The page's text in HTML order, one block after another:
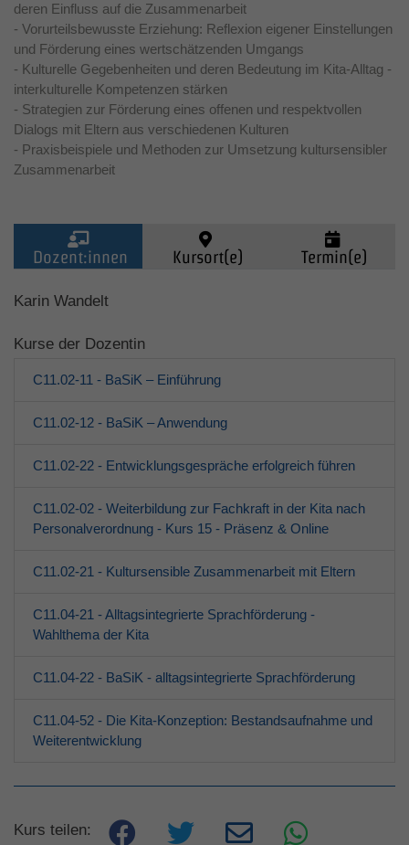
deren Einfluss auf die Zusammenarbeit
- Vorurteilsbewusste Erziehung: Reflexion eigener Einstellungen
und Förderung eines wertschätzenden Umgangs
- Kulturelle Gegebenheiten und deren Bedeutung im Kita-Alltag -
interkulturelle Kompetenzen stärken
- Strategien zur Förderung eines offenen und respektvollen
Dialogs mit Eltern aus verschiedenen Kulturen
- Praxisbeispiele und Methoden zur Umsetzung kultursensibler
Zusammenarbeit
Dozent:innen Kursort(e) Termin(e)
Kinder (0-6)
Grundschulkinder
Karin Wandelt
Kurse der Dozentin
C11.02-11 - BaSiK – Einführung
C11.02-12 - BaSiK – Anwendung
C11.02-22 - Entwicklungsgespräche erfolgreich führen
C11.02-02 - Weiterbildung zur Fachkraft in der Kita nach
Personalverordnung - Kurs 15 - Präsenz & Online
C11.02-21 - Kultursensible Zusammenarbeit mit Eltern
C11.04-21 - Alltagsintegrierte Sprachförderung -
Wahlthema der Kita
C11.04-22 - BaSiK - alltagsintegrierte Sprachförderung
C11.04-52 - Die Kita-Konzeption: Bestandsaufnahme und
Weiterentwicklung
Kurs teilen: